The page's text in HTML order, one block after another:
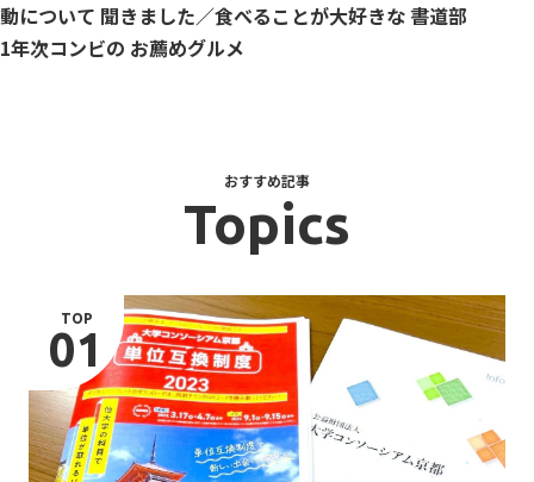
動について 聞きました／食べることが大好きな 書道部
1年次コンビの お薦めグルメ
おすすめ記事
Topics
TOP
01